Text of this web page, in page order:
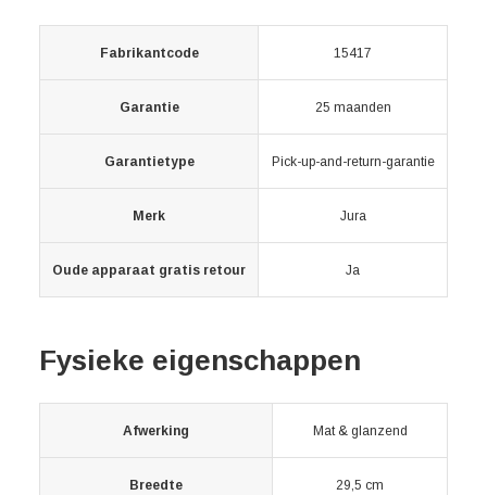
Fabrikantcode 15417
Garantie 25 maanden
Garantietype Pick-up-and-return-garantie
Merk Jura
Oude apparaat gratis retour Ja
Fysieke eigenschappen
Afwerking Mat & glanzend
Breedte 29,5 cm